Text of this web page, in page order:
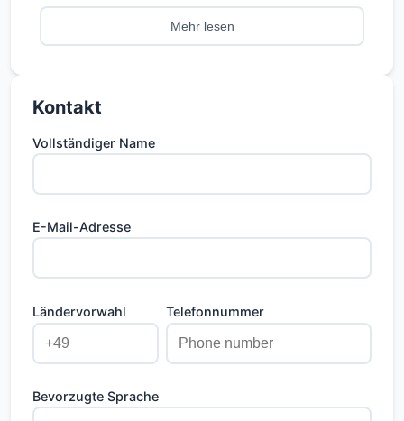
hochwertigen Oberflächen, offenen
Innenräumen, einer geräumigen überdachten
Investoren, die eine hochwertige
Küstenimmobilie auf Zypern suchen.
Mehr lesen
Kontakt
Vollständiger Name
E-Mail-Adresse
Ländervorwahl Telefonnummer
Bevorzugte Sprache